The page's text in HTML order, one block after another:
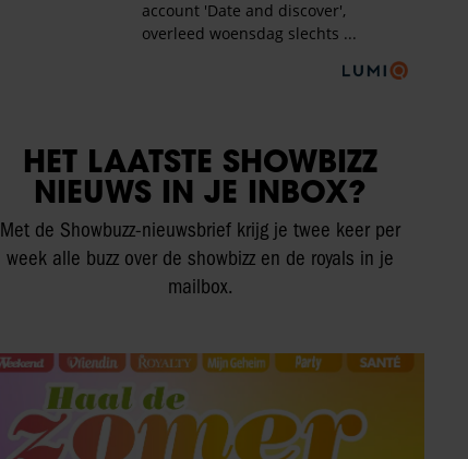
HET LAATSTE SHOWBIZZ
NIEUWS IN JE INBOX?
Met de Showbuzz-nieuwsbrief krijg je twee keer per
week alle buzz over de showbizz en de royals in je
mailbox.